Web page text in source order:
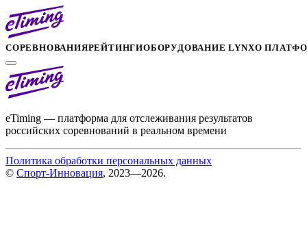
СОРЕВНОВАНИЯРЕЙТИНГИОБОРУДОВАНИЕ LYNXО
eTiming — платформа для отслеживания результатов
российских соревнований в реальном времени
Политика обработки персональных данных
© Спорт-Инновация, 2023—2026.